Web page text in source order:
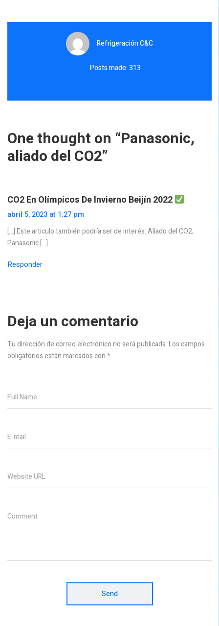
Refrigeración C&C
Posts made: 313
One thought on “Panasonic,
aliado del CO2”
CO2 En Olímpicos De Invierno Beijín 2022
abril 5, 2023 at 1:27 pm
[…] Este articulo también podría ser de interés: Aliado del CO2;
Panasonic […]
Responder
Deja un comentario
Tu dirección de correo electrónico no será publicada.Los campos
obligatorios están marcados con*
Full Name
E-mail
Website URL
Comment
Send